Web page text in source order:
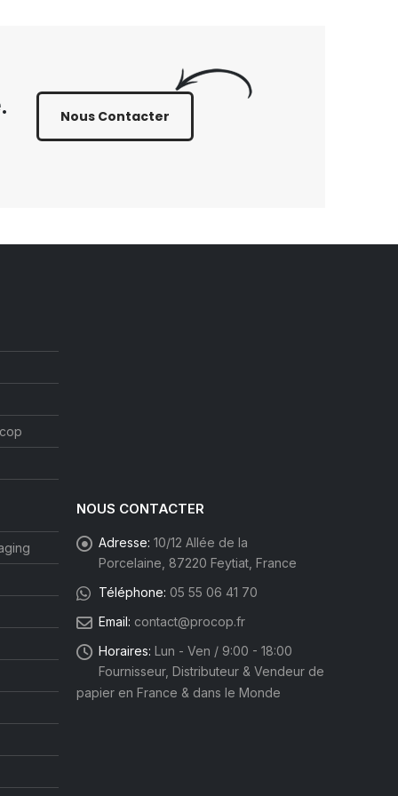
Nous Contacter
NOUS CONTACTER
Adresse: 10/12 Allée de la
Porcelaine, 87220 Feytiat, France
Téléphone: 05 55 06 41 70
Email: contact@procop.fr
Horaires: Lun - Ven / 9:00 - 18:00
Fournisseur, Distributeur & Vendeur de
papier en France & dans le Monde